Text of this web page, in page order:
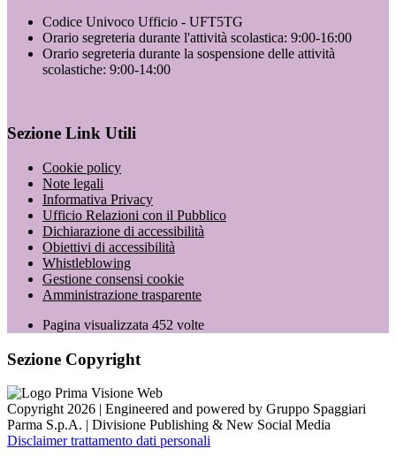
Codice Univoco Ufficio - UFT5TG
Orario segreteria durante l'attività scolastica: 9:00-16:00
Orario segreteria durante la sospensione delle attività
scolastiche: 9:00-14:00
Sezione Link Utili
Cookie policy
Note legali
Informativa Privacy
Ufficio Relazioni con il Pubblico
Dichiarazione di accessibilità
Obiettivi di accessibilità
Whistleblowing
Gestione consensi cookie
Amministrazione trasparente
Pagina visualizzata 452 volte
Sezione Copyright
Copyright 2026 | Engineered and powered by Gruppo Spaggiari
Parma S.p.A. | Divisione Publishing & New Social Media
Disclaimer trattamento dati personali